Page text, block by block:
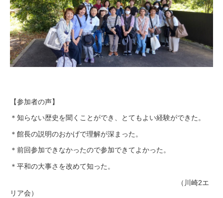
【参加者の声】
＊知らない歴史を聞くことができ、とてもよい経験ができた。
＊館長の説明のおかげで理解が深まった。
＊前回参加できなかったので参加できてよかった。
＊平和の大事さを改めて知った。
（川崎2エ
リア会）